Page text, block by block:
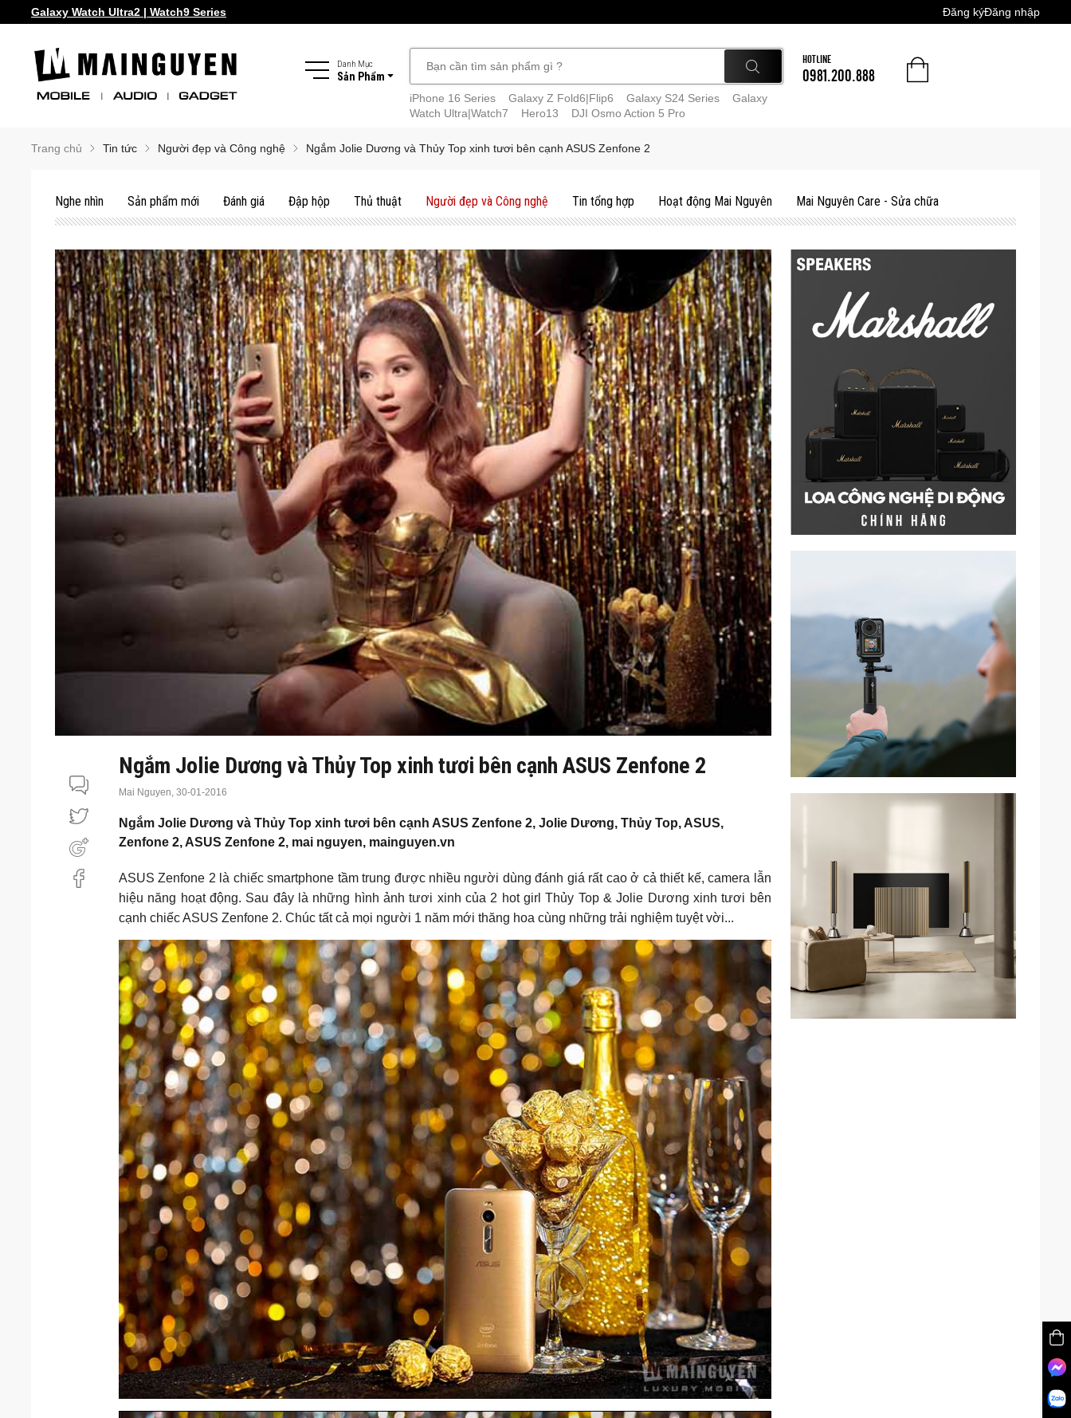
Samsung Galaxy Z Fold8 | Z Flip8 Đăng kýĐăng nhập
Danh Mục
Sản Phẩm
iPhone 16 Series
Galaxy Z Fold6|Flip6 Galaxy S24 Series
Galaxy
Watch Ultra|Watch7
Hero13 DJI Osmo Action 5 Pro
HOTLINE
0981.200.888
Trang chủ Tin tức Người đẹp và Công nghệ Ngắm Jolie Dương và Thủy Top xinh tươi bên cạnh ASUS Zenfone 2
Nghe nhìn Sản phẩm mới Đánh giá Đập hộp Thủ thuật Người đẹp và Công nghệ Tin tổng hợp Hoạt động Mai Nguyên Mai Nguyên Care - Sửa chữa
Ngắm Jolie Dương và Thủy Top xinh tươi bên cạnh ASUS Zenfone 2
Mai Nguyen, 30-01-2016
Ngắm Jolie Dương và Thủy Top xinh tươi bên cạnh ASUS Zenfone 2, Jolie Dương, Thủy Top, ASUS,
Zenfone 2, ASUS Zenfone 2, mai nguyen, mainguyen.vn
ASUS Zenfone 2 là chiếc smartphone tầm trung được nhiều người dùng đánh giá rất cao ở cả thiết kế, camera lẫn
hiệu năng hoạt động. Sau đây là những hình ảnh tươi xinh của 2 hot girl Thủy Top & Jolie Dương xinh tươi bên
cạnh chiếc ASUS Zenfone 2. Chúc tất cả mọi người 1 năm mới thăng hoa cùng những trải nghiệm tuyệt vời...